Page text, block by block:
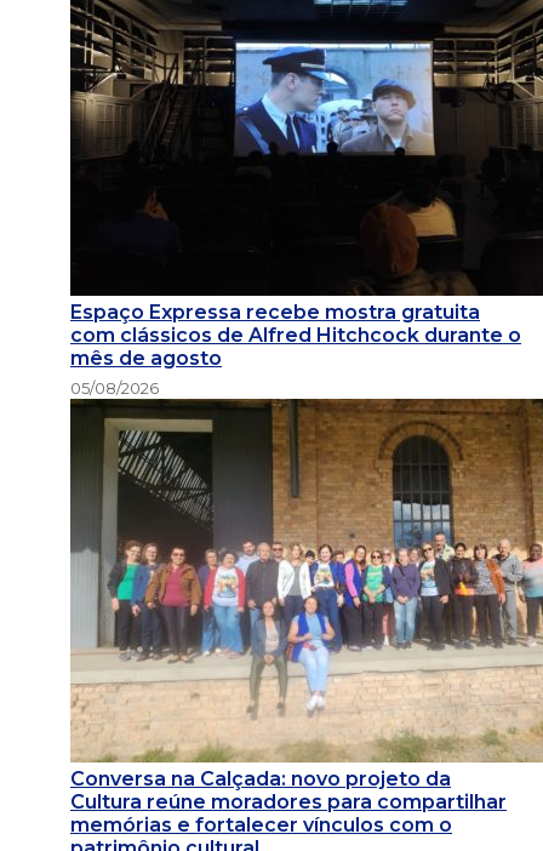
Espaço Expressa recebe mostra gratuita
com clássicos de Alfred Hitchcock durante o
mês de agosto
05/08/2026
Conversa na Calçada: novo projeto da
Cultura reúne moradores para compartilhar
memórias e fortalecer vínculos com o